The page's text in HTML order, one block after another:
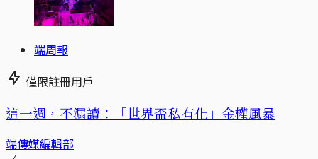
端周報
僅限註冊用戶
這一週，不漏讀：「世界盃私有化」金權風暴
端傳媒編輯部